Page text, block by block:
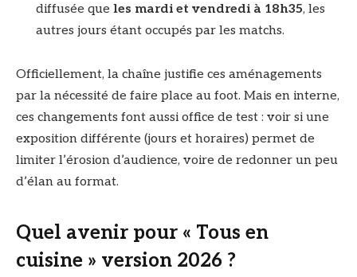
diffusée que les mardi et vendredi à 18h35, les
autres jours étant occupés par les matchs.
Officiellement, la chaîne justifie ces aménagements
par la nécessité de faire place au foot. Mais en interne,
ces changements font aussi office de test : voir si une
exposition différente (jours et horaires) permet de
limiter l’érosion d’audience, voire de redonner un peu
d’élan au format.
Quel avenir pour « Tous en
cuisine » version 2026 ?